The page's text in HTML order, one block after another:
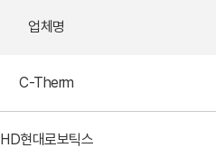
업체명
C-Therm
HD현대로보틱스